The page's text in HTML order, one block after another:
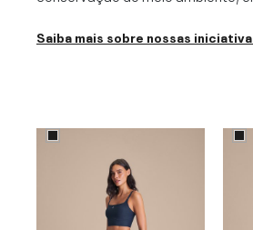
Saiba mais sobre nossas